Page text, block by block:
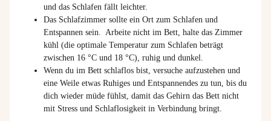
und das Schlafen fällt leichter.
Das Schlafzimmer sollte ein Ort zum Schlafen und
Entspannen sein. Arbeite nicht im Bett, halte das Zimmer
kühl (die optimale Temperatur zum Schlafen beträgt
zwischen 16 °C und 18 °C), ruhig und dunkel.
Wenn du im Bett schlaflos bist, versuche aufzustehen und
eine Weile etwas Ruhiges und Entspannendes zu tun, bis du
dich wieder müde fühlst, damit das Gehirn das Bett nicht
mit Stress und Schlaflosigkeit in Verbindung bringt.